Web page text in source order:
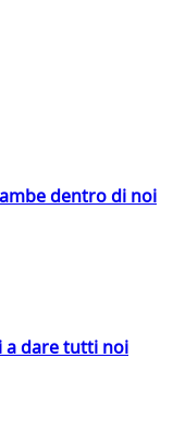
dentro di noi
a dare tutti noi